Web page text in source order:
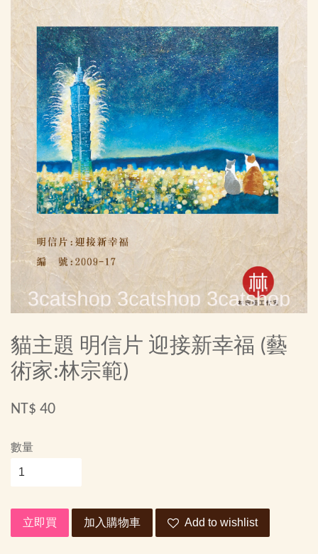
貓主題 明信片 迎接新幸福 (藝
術家:林宗範)
NT$ 40
數量
立即買 加入購物車 Add to wishlist